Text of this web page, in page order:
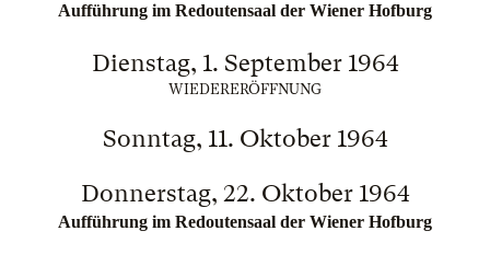
Aufführung im Redoutensaal der Wiener Hofburg
Dienstag, 1. September 1964
WIEDERERÖFFNUNG
Sonntag, 11. Oktober 1964
Donnerstag, 22. Oktober 1964
Aufführung im Redoutensaal der Wiener Hofburg